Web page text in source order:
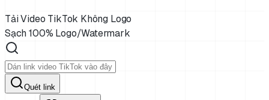
Tải Video TikTok Không Logo
Sạch 100% Logo/Watermark
Quét link